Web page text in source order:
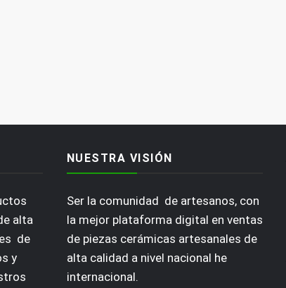
alta
de
y
NUESTRA VISIÓN
Ser la comunidad de artesanos, con
la mejor plataforma digital en ventas
de piezas cerámicas artesanales de
alta calidad a nivel nacional he
internacional.